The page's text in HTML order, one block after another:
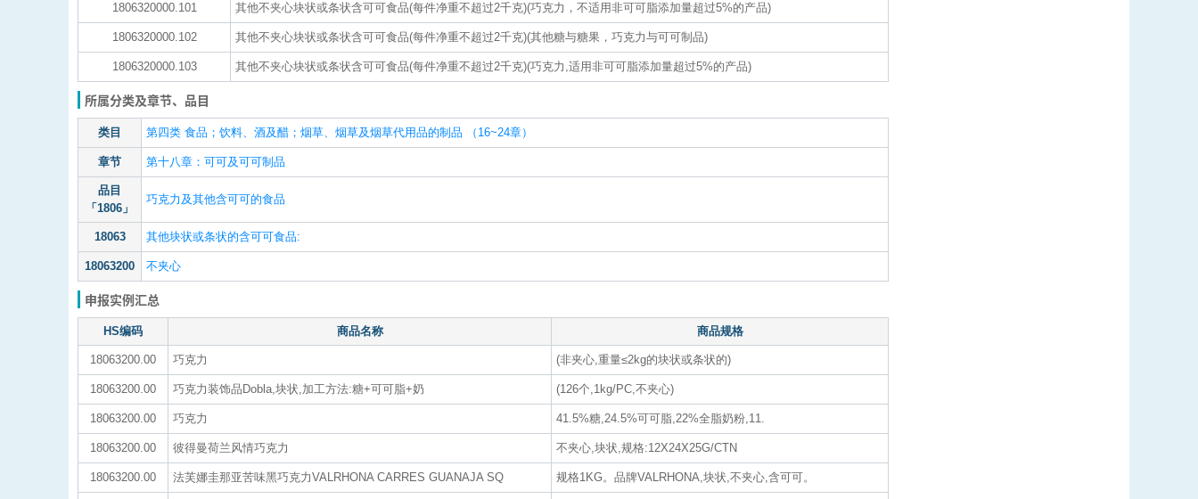
1806320000.101 其他不夹心块状或条状含可可食品(每件净重不超过2千克)(巧克力，不适用非可可脂添加量超过5%的产品)
1806320000.102 其他不夹心块状或条状含可可食品(每件净重不超过2千克)(其他糖与糖果，巧克力与可可制品)
1806320000.103 其他不夹心块状或条状含可可食品(每件净重不超过2千克)(巧克力,适用非可可脂添加量超过5%的产品)
所属分类及章节、品目
类目 第四类 食品；饮料、酒及醋；烟草、烟草及烟草代用品的制品 （16~24章）
章节 第十八章：可可及可可制品
品目
「1806」
巧克力及其他含可可的食品
18063 其他块状或条状的含可可食品:
18063200 不夹心
申报实例汇总
HS编码 商品名称 商品规格
18063200.00 巧克力 (非夹心,重量≤2kg的块状或条状的)
18063200.00 巧克力装饰品Dobla,块状,加工方法:糖+可可脂+奶 (126个,1kg/PC,不夹心)
18063200.00 巧克力 41.5%糖,24.5%可可脂,22%全脂奶粉,11.
18063200.00 彼得曼荷兰风情巧克力 不夹心,块状,规格:12X24X25G/CTN
18063200.00 法芙娜圭那亚苦味黑巧克力VALRHONA CARRES GUANAJA SQ 规格1KG。品牌VALRHONA,块状,不夹心,含可可。